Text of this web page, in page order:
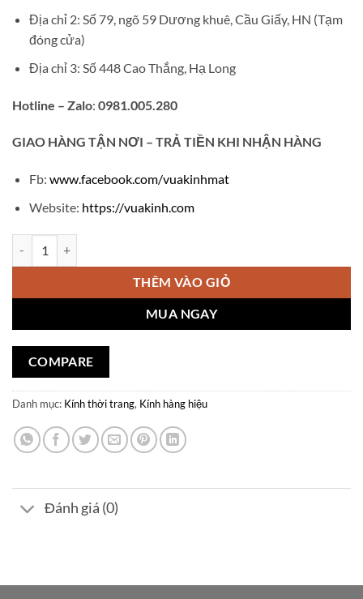
Địa chỉ 2: Số 79, ngõ 59 Dương khuê, Cầu Giấy, HN (Tạm
đóng cửa)
Địa chỉ 3: Số 448 Cao Thắng, Hạ Long
Hotline – Zalo: 0981.005.280
GIAO HÀNG TẬN NƠI – TRẢ TIỀN KHI NHẬN HÀNG
Fb: www.facebook.com/vuakinhmat
Website: https://vuakinh.com
THÊM VÀO GIỎ
MUA NGAY
COMPARE
Danh mục: Kính thời trang, Kính hàng hiệu
Đánh giá (0)